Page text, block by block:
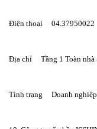
Điện thoại     04.37950022
Địa chỉ     Tầng 1 Toàn
Tình trạng     Doanh